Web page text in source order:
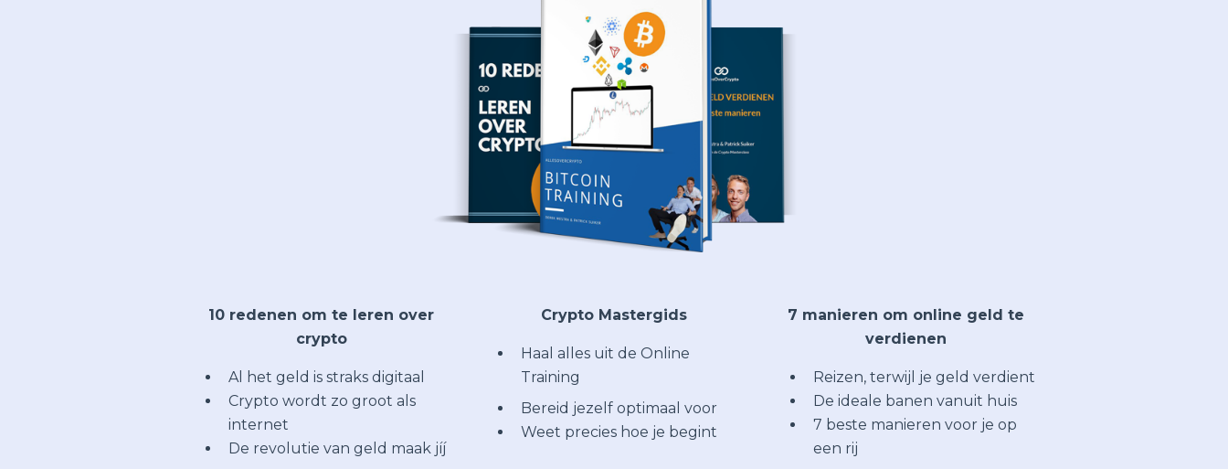
10 redenen om te leren over
crypto
Al het geld is straks digitaal
Crypto wordt zo groot als
internet
De revolutie van geld maak jíj
Crypto Mastergids
Haal alles uit de Online
Training
Bereid jezelf optimaal voor
Weet precies hoe je begint
7 manieren om online geld te
verdienen
Reizen, terwijl je geld verdient
De ideale banen vanuit huis
7 beste manieren voor je op
een rij